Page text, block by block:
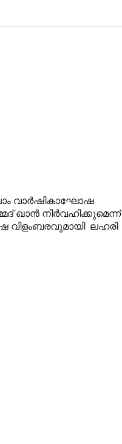
വാര്‍ഷികാഘോഷ
ഖാന്‍ നിര്‍വഹിക്കുമെന്ന്
ലഹരി